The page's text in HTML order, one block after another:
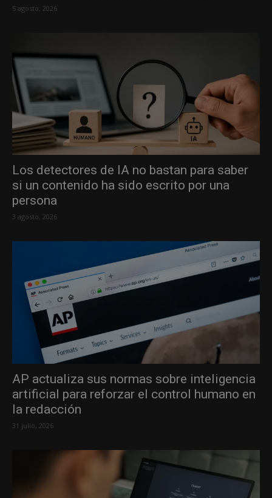
5 agosto, 2026
Los detectores de IA no bastan para saber
si un contenido ha sido escrito por una
persona
3 agosto, 2026
AP actualiza sus normas sobre inteligencia
artificial para reforzar el control humano en
la redacción
31 julio, 2026